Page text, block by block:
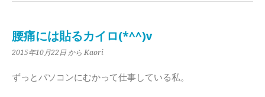
腰痛には貼るカイロ(*^^)v
2015年10月22日 から Kaori
ずっとパソコンにむかって仕事している私。